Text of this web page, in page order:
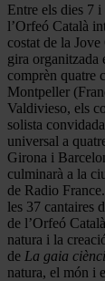
Entre els dies 7
l’Orfeó Català
costat de la
gira organitzada
comprèn quatre
Montpeller
Valdivieso, els
solista
universal a
Girona i
culminarà a la
de Radio
les 37 cantaires
de l’Orfeó
natura i la
de La gaia
natura, el món i